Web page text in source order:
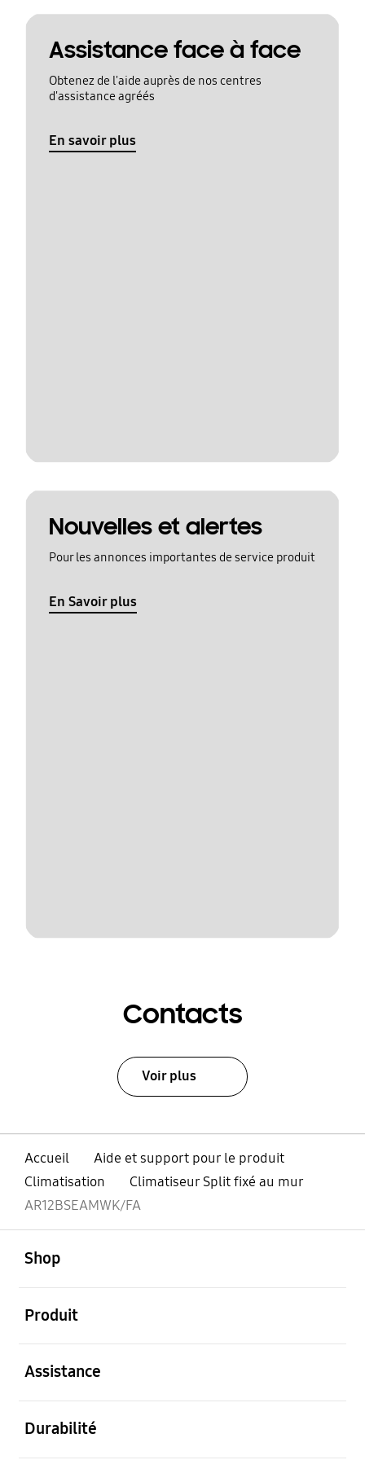
Assistance face à face
Obtenez de l'aide auprès de nos centres
d'assistance agréés
En savoir plus
Nouvelles et alertes
Pour les annonces importantes de service produit
En Savoir plus
Contacts
Voir plus
Accueil
Aide et support pour le produit
Climatisation
Climatiseur Split fixé au mur
AR12BSEAMWK/FA
Shop
Produit
Assistance
Durabilité